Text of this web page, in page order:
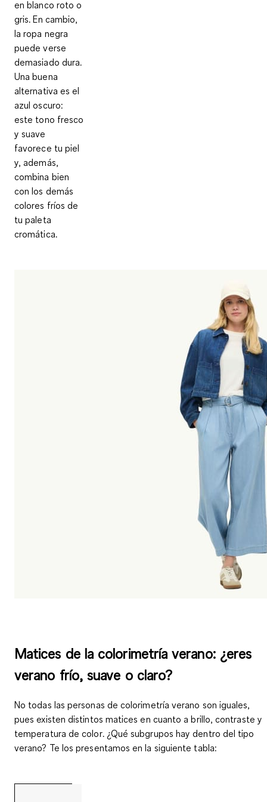
en blanco roto o
gris. En cambio,
la ropa negra
puede verse
demasiado dura.
Una buena
alternativa es el
azul oscuro:
este tono fresco
y suave
favorece tu piel
y, además,
combina bien
con los demás
colores fríos de
tu paleta
cromática.
Matices de la colorimetría verano: ¿eres
verano frío, suave o claro?
No todas las personas de colorimetría verano son iguales,
pues existen distintos matices en cuanto a brillo, contraste y
temperatura de color. ¿Qué subgrupos hay dentro del tipo
verano? Te los presentamos en la siguiente tabla: